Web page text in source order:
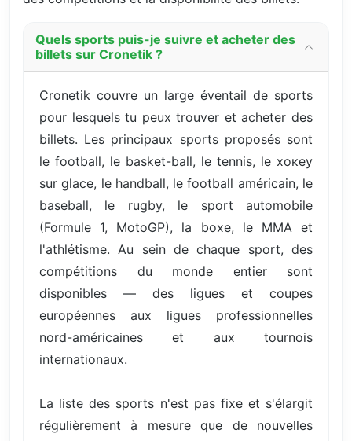
Quels sports puis-je suivre et acheter des
billets sur Cronetik ?
Cronetik couvre un large éventail de sports
pour lesquels tu peux trouver et acheter des
billets. Les principaux sports proposés sont
le football, le basket-ball, le tennis, le хокey
sur glace, le handball, le football américain, le
baseball, le rugby, le sport automobile
(Formule 1, MotoGP), la boxe, le MMA et
l'athlétisme. Au sein de chaque sport, des
compétitions du monde entier sont
disponibles — des ligues et coupes
européennes aux ligues professionnelles
nord-américaines et aux tournois
internationaux.
La liste des sports n'est pas fixe et s'élargit
régulièrement à mesure que de nouvelles